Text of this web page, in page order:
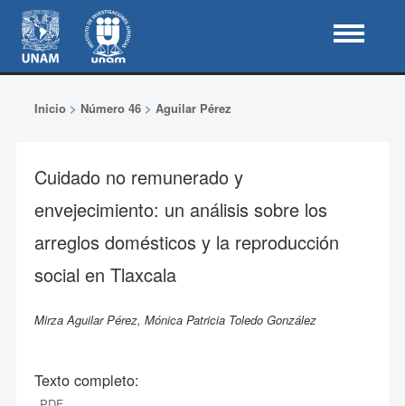
Inicio> Número 46> Aguilar Pérez
Cuidado no remunerado y
envejecimiento: un análisis sobre los
arreglos domésticos y la reproducción
social en Tlaxcala
Mirza Aguilar Pérez, Mónica Patricia Toledo González
Texto completo: